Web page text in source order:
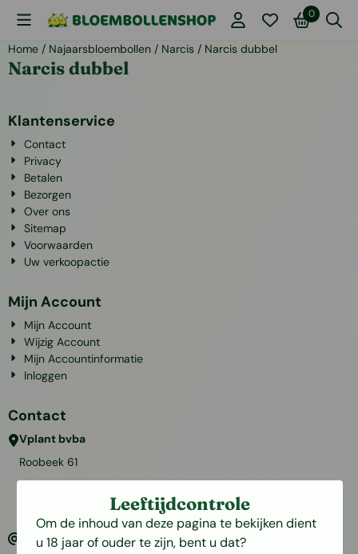
Cookievoorkeuren zijn momenteel gesloten.
Leeftijdcontrole
Om de inhoud van deze pagina te bekijken dient
u 18 jaar of ouder te zijn, bent u dat?
0
Home / Najaarsbloembollen / Narcis / Narcis dubbel
Narcis dubbel
Klantenservice
Contact
Privacy
Betalen
Bezorgen
Over ons
Sitemap
Voorwaarden
Uw verkoopactie
Mijn Account
Mijn Account
Wijzig Account
Mijn Accountinformatie
Inloggen
Contact
Vplant bvba
Roobeek 61
2370 Arendonk
info@bloembollenshop.com